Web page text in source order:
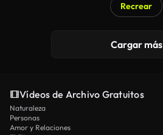
Recrear
Cargar más
Vídeos de Archivo Gratuitos
Naturaleza
Personas
Amor y Relaciones